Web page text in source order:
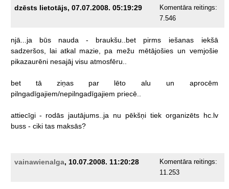
dzēsts lietotājs, 07.07.2008. 05:19:29
Komentāra reitings:
7.546
njā...ja būs nauda - braukšu..bet pirms iešanas
iekšā
sadzeršos,
lai atkal mazie, pa mežu mētājošies un vemjošie
pikazaurēni nesajāj visu atmosfēru..
bet tā ziņas par lēto alu un
aprocēm
pilngadīgajiem/nepilngadīgajiem priecē..
attiecīgi - rodās jautājums..ja nu pēkšņi tiek organizēts hc.lv
buss - ciki tas maksās?
vainawienalga, 10.07.2008. 11:20:28
Komentāra reitings:
11.253